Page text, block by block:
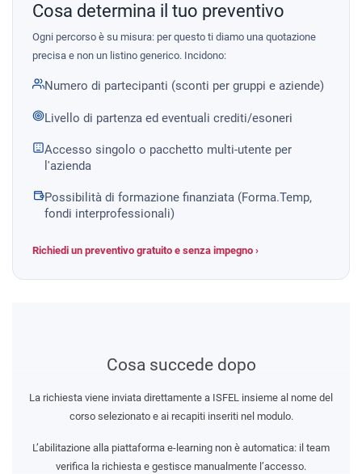
Cosa determina il tuo preventivo
Ogni percorso è su misura: per questo ti diamo una quotazione
precisa e non un listino generico. Incidono:
Numero di partecipanti (sconti per gruppi e aziende)
Livello di partenza ed eventuali crediti/esoneri
Accesso singolo o pacchetto multi-utente per
l'azienda
Possibilità di formazione finanziata (Forma.Temp,
fondi interprofessionali)
Richiedi un preventivo gratuito e senza impegno ›
Cosa succede dopo
La richiesta viene inviata direttamente a ISFEL insieme al nome del
corso selezionato e ai recapiti inseriti nel modulo.
L’abilitazione alla piattaforma e-learning non è automatica: il team
verifica la richiesta e gestisce manualmente l’accesso.